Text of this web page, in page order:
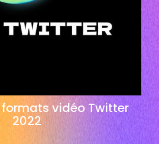
formats vidéo Twitter
2022